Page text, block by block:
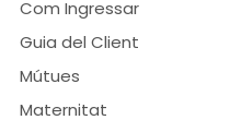
Com Ingressar
Guia del Client
Mútues
Maternitat